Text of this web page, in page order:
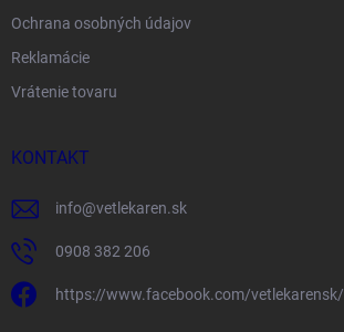
Ochrana osobných údajov
Reklamácie
Vrátenie tovaru
KONTAKT
info@vetlekaren.sk
0908 382 206
https://www.facebook.com/vetlekarensk/